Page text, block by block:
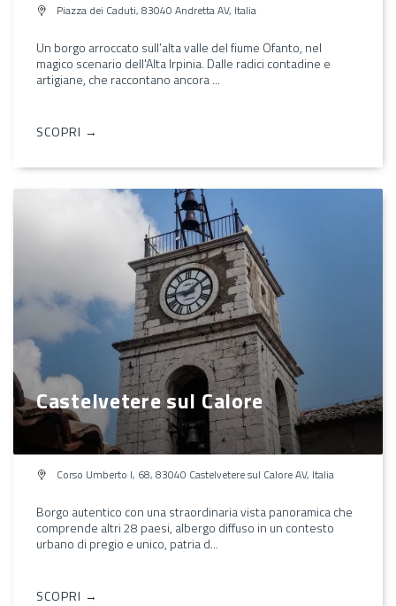
Piazza dei Caduti, 83040 Andretta AV, Italia
Un borgo arroccato sull’alta valle del fiume Ofanto, nel
magico scenario dell'Alta Irpinia. Dalle radici contadine e
artigiane, che raccontano ancora ...
SCOPRI →
Castelvetere sul Calore
Corso Umberto I, 68, 83040 Castelvetere sul Calore AV, Italia
Borgo autentico con una straordinaria vista panoramica che
comprende altri 28 paesi, albergo diffuso in un contesto
urbano di pregio e unico, patria d...
SCOPRI →